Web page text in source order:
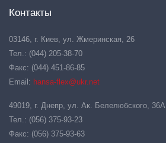
Контакты
03146, г. Киев, ул. Жмеринская, 26
Тел.: (044) 205-38-70
Факс: (044) 451-86-85
Email: hansa-flex@ukr.net
49019, г. Днепр, ул. Ак. Белелюбского, 36А
Тел.: (056) 375-93-23
Факс: (056) 375-93-63